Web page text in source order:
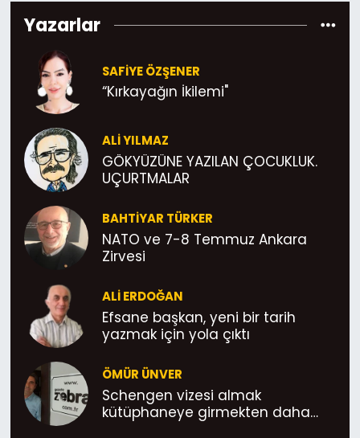
Yazarlar
SAFIYE ÖZŞENER
“Kırkayağın İkilemi"
ALI YILMAZ
GÖKYÜZÜNE YAZILAN ÇOCUKLUK.
UÇURTMALAR
BAHTIYAR TÜRKER
NATO ve 7-8 Temmuz Ankara
Zirvesi
ALI ERDOĞAN
Efsane başkan, yeni bir tarih
yazmak için yola çıktı
ÖMÜR ÜNVER
Schengen vizesi almak
kütüphaneye girmekten daha